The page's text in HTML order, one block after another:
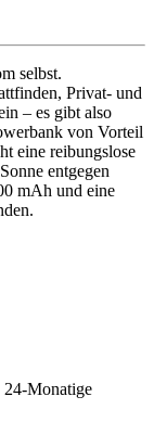
selbst.
Privat- und
– es gibt also
von Vorteil
eine reibungslose
entgegen
mAh und eine
Monatige